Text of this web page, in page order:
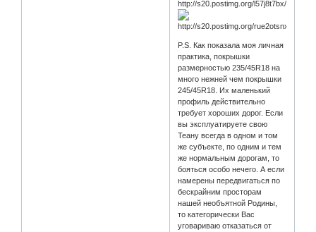
P.S. Как показала моя личная
практика, покрышки
размерностью 235/45R18 на
много нежней чем покрышки
245/45R18. Их маленький
профиль действительно
требует хороших дорог. Если
вы эксплуатируете свою
Теану всегда в одном и том
же субъекте, по одним и тем
же нормальным дорогам, то
бояться особо нечего. А если
намерены передвигаться по
бескрайним просторам
нашей необъятной Родины,
то категорически Вас
уговариваю отказаться от